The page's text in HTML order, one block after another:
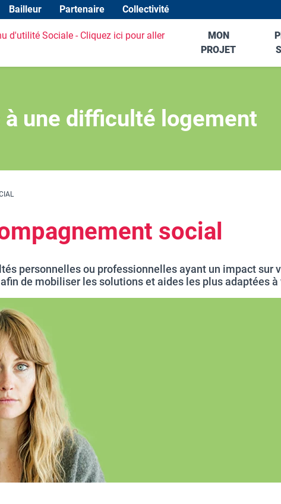
Bailleur Partenaire Collectivité
MON
PROJET
à une difficulté logement
social
personnelles ou professionnelles ayant un impact
de mobiliser les solutions et aides les plus adaptées